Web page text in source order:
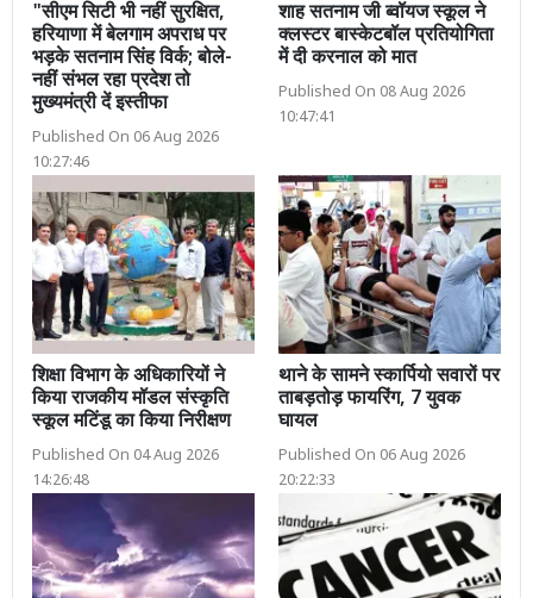
"सीएम सिटी भी नहीं सुरक्षित,
हरियाणा में बेलगाम अपराध पर
भड़के सतनाम सिंह विर्क; बोले-
नहीं संभल रहा प्रदेश तो
मुख्यमंत्री दें इस्तीफा
Published On 06 Aug 2026
10:27:46
शाह सतनाम जी ब्वॉयज स्कूल ने
क्लस्टर बास्केटबॉल प्रतियोगिता
में दी करनाल को मात
Published On 08 Aug 2026
10:47:41
शिक्षा विभाग के अधिकारियों ने
किया राजकीय मॉडल संस्कृति
स्कूल मटिंडू का किया निरीक्षण
Published On 04 Aug 2026
14:26:48
थाने के सामने स्कार्पियो सवारों पर
ताबड़तोड़ फायरिंग, 7 युवक
घायल
Published On 06 Aug 2026
20:22:33